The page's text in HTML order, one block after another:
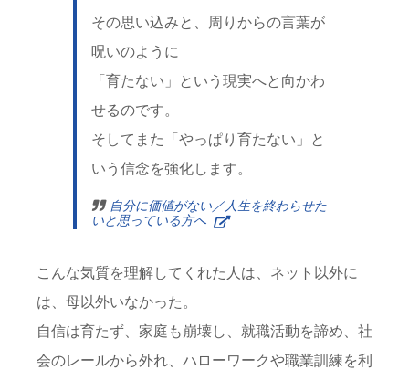
その思い込みと、周りからの言葉が
呪いのように
「育たない」という現実へと向かわ
せるのです。
そしてまた「やっぱり育たない」と
いう信念を強化します。
自分に価値がない／人生を終わらせた
いと思っている方へ
こんな気質を理解してくれた人は、ネット以外に
は、母以外いなかった。
自信は育たず、家庭も崩壊し、就職活動を諦め、社
会のレールから外れ、ハローワークや職業訓練を利